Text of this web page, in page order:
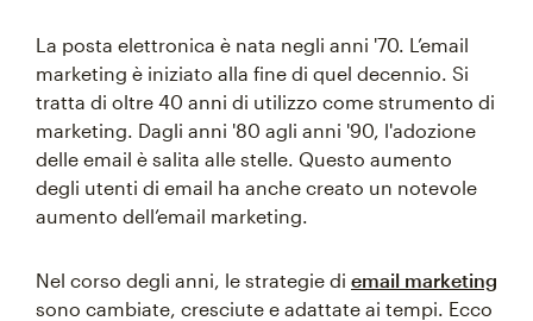
La posta elettronica è nata negli anni '70. L’email
marketing è iniziato alla fine di quel decennio. Si
tratta di oltre 40 anni di utilizzo come strumento di
marketing. Dagli anni '80 agli anni '90, l'adozione
delle email è salita alle stelle. Questo aumento
degli utenti di email ha anche creato un notevole
aumento dell’email marketing.
Nel corso degli anni, le strategie di email marketing
sono cambiate, cresciute e adattate ai tempi. Ecco